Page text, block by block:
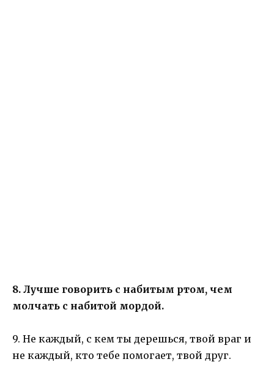
8. Лучше говорить с набитым ртом, чем
молчать с набитой мордой.
9. Не каждый, с кем ты дерешься, твой враг и
не каждый, кто тебе помогает, твой друг.